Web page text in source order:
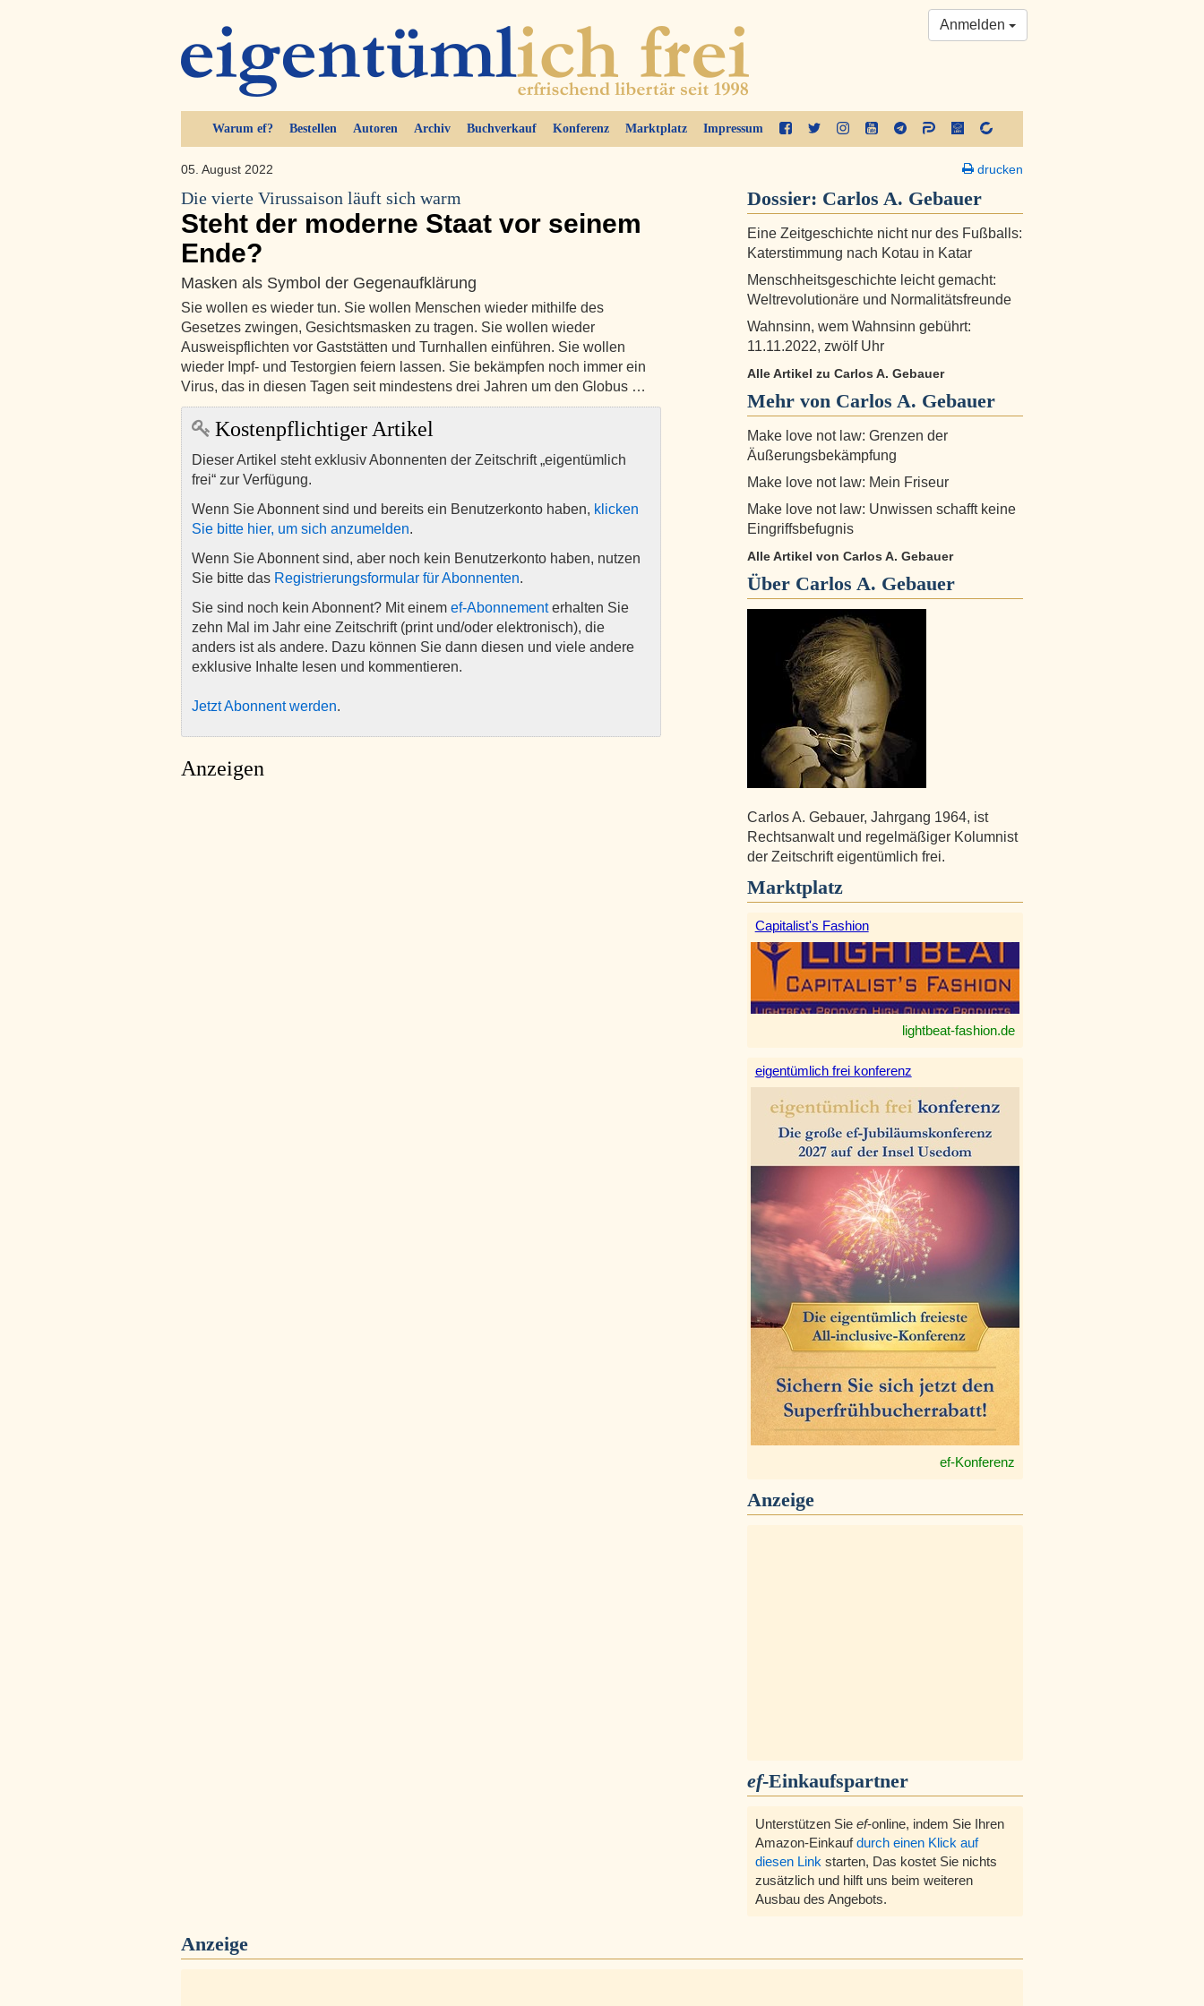
Warum ef? Bestellen Autoren Archiv Buchverkauf Konferenz Marktplatz Impressum
Anmelden
05. August 2022
Die vierte Virussaison läuft sich warm
Steht der moderne Staat vor seinem
Ende?
Masken als Symbol der Gegenaufklärung
Sie wollen es wieder tun. Sie wollen Menschen wieder mithilfe des
Gesetzes zwingen, Gesichtsmasken zu tragen. Sie wollen wieder
Ausweispflichten vor Gaststätten und Turnhallen einführen. Sie wollen
wieder Impf- und Testorgien feiern lassen. Sie bekämpfen noch immer ein
Virus, das in diesen Tagen seit mindestens drei Jahren um den Globus …
Kostenpflichtiger Artikel
Dieser Artikel steht exklusiv Abonnenten der Zeitschrift „eigentümlich
frei“ zur Verfügung.
Wenn Sie Abonnent sind und bereits ein Benutzerkonto haben, klicken
Sie bitte hier, um sich anzumelden.
Wenn Sie Abonnent sind, aber noch kein Benutzerkonto haben, nutzen
Sie bitte das Registrierungsformular für Abonnenten.
Sie sind noch kein Abonnent? Mit einem ef-Abonnementerhalten Sie
zehn Mal im Jahr eine Zeitschrift (print und/oder elektronisch), die
anders ist als andere. Dazu können Sie dann diesen und viele andere
exklusive Inhalte lesen und kommentieren.
Jetzt Abonnent werden.
Anzeigen
drucken
Dossier: Carlos A. Gebauer
Eine Zeitgeschichte nicht nur des Fußballs:
Katerstimmung nach Kotau in Katar
Menschheitsgeschichte leicht gemacht:
Weltrevolutionäre und Normalitätsfreunde
Wahnsinn, wem Wahnsinn gebührt:
11.11.2022, zwölf Uhr
Alle Artikel zu Carlos A. Gebauer
Mehr von Carlos A. Gebauer
Make love not law: Grenzen der
Äußerungsbekämpfung
Make love not law: Mein Friseur
Make love not law: Unwissen schafft keine
Eingriffsbefugnis
Alle Artikel von Carlos A. Gebauer
Über Carlos A. Gebauer
Carlos A. Gebauer, Jahrgang 1964, ist
Rechtsanwalt und regelmäßiger Kolumnist
der Zeitschrift eigentümlich frei.
Marktplatz
Capitalist's Fashion
lightbeat-fashion.de
eigentümlich frei konferenz
ef-Konferenz
Anzeige
ef-Einkaufspartner
Unterstützen Sie ef-online, indem Sie Ihren
Amazon-Einkaufdurch einen Klick auf
diesen Link starten, Das kostet Sie nichts
zusätzlich und hilft uns beim weiteren
Ausbau des Angebots.
Anzeige